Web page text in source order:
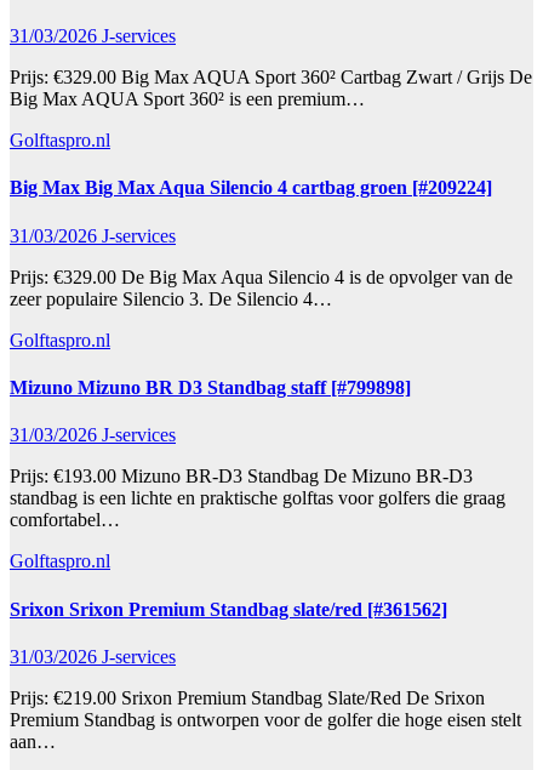
31/03/2026 J-services
Prijs: €329.00 Big Max AQUA Sport 360² Cartbag Zwart / Grijs De
Big Max AQUA Sport 360² is een premium…
Golftaspro.nl
Big Max Big Max Aqua Silencio 4 cartbag groen [#209224]
31/03/2026 J-services
Prijs: €329.00 De Big Max Aqua Silencio 4 is de opvolger van de
zeer populaire Silencio 3. De Silencio 4…
Golftaspro.nl
Mizuno Mizuno BR D3 Standbag staff [#799898]
31/03/2026 J-services
Prijs: €193.00 Mizuno BR-D3 Standbag De Mizuno BR-D3
standbag is een lichte en praktische golftas voor golfers die graag
comfortabel…
Golftaspro.nl
Srixon Srixon Premium Standbag slate/red [#361562]
31/03/2026 J-services
Prijs: €219.00 Srixon Premium Standbag Slate/Red De Srixon
Premium Standbag is ontworpen voor de golfer die hoge eisen stelt
aan…